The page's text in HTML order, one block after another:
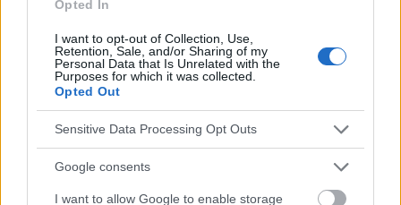
Opted In
I want to opt-out of Collection, Use,
Retention, Sale, and/or Sharing of my
Personal Data that Is Unrelated with the
Purposes for which it was collected.
Opted Out
Sensitive Data Processing Opt Outs
Google consents
I want to allow Google to enable storage
El microbioma cutáneo y el envejecimiento de la piel,
La exposición de la piel adiversos factores
externosinfluye en el perfil de los microorganismos
de la superficie cutánea, que varía de una parte del
cuerpo a otra. El propio proceso de envejecimiento
está influido tanto por cambios internos en el ámbito
del metabolismo celular, el sistema inmunitario o el